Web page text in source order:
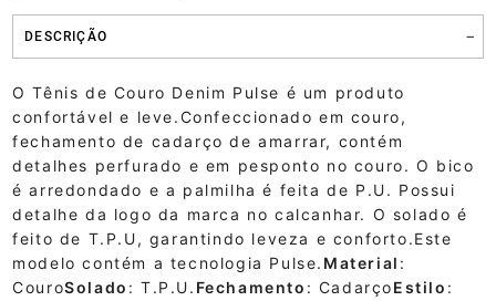
DESCRIÇÃO
O Tênis de Couro Denim Pulse é um produto
confortável e leve.Confeccionado em couro,
fechamento de cadarço de amarrar, contém
detalhes perfurado e em pesponto no couro. O bico
é arredondado e a palmilha é feita de P.U. Possui
detalhe da logo da marca no calcanhar. O solado é
feito de T.P.U, garantindo leveza e conforto.Este
modelo contém a tecnologia Pulse. Material :
CouroSolado : T.P.U. Fechamento : CadarçoEstilo :